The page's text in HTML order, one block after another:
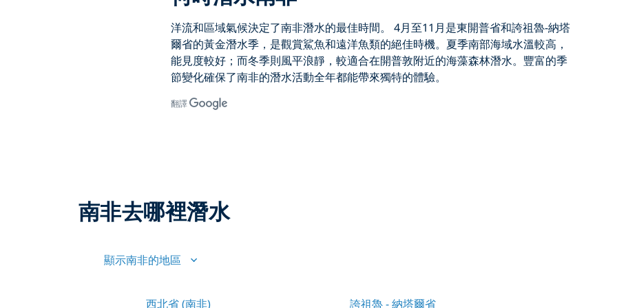
洋流和區域氣候決定了南非潛水的最佳時間。 4月至11月是東開普省和誇祖魯-納塔
爾省的黃金潛水季，是觀賞鯊魚和遠洋魚類的絕佳時機。夏季南部海域水溫較高，
能見度較好；而冬季則風平浪靜，較適合在開普敦附近的海藻森林潛水。豐富的季
節變化確保了南非的潛水活動全年都能帶來獨特的體驗。
翻譯
南非去哪裡潛水
顯示南非的地區
西北省 (南非) 誇祖魯 - 納塔爾省